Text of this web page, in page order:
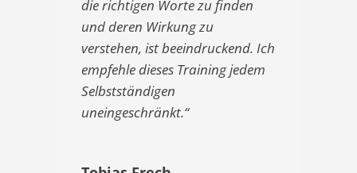
die richtigen Worte zu finden
und deren Wirkung zu
verstehen, ist beeindruckend. Ich
empfehle dieses Training jedem
Selbstständigen
uneingeschränkt.“